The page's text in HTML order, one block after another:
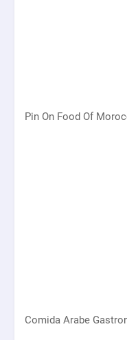
Pin On Food Of
Comida Arabe